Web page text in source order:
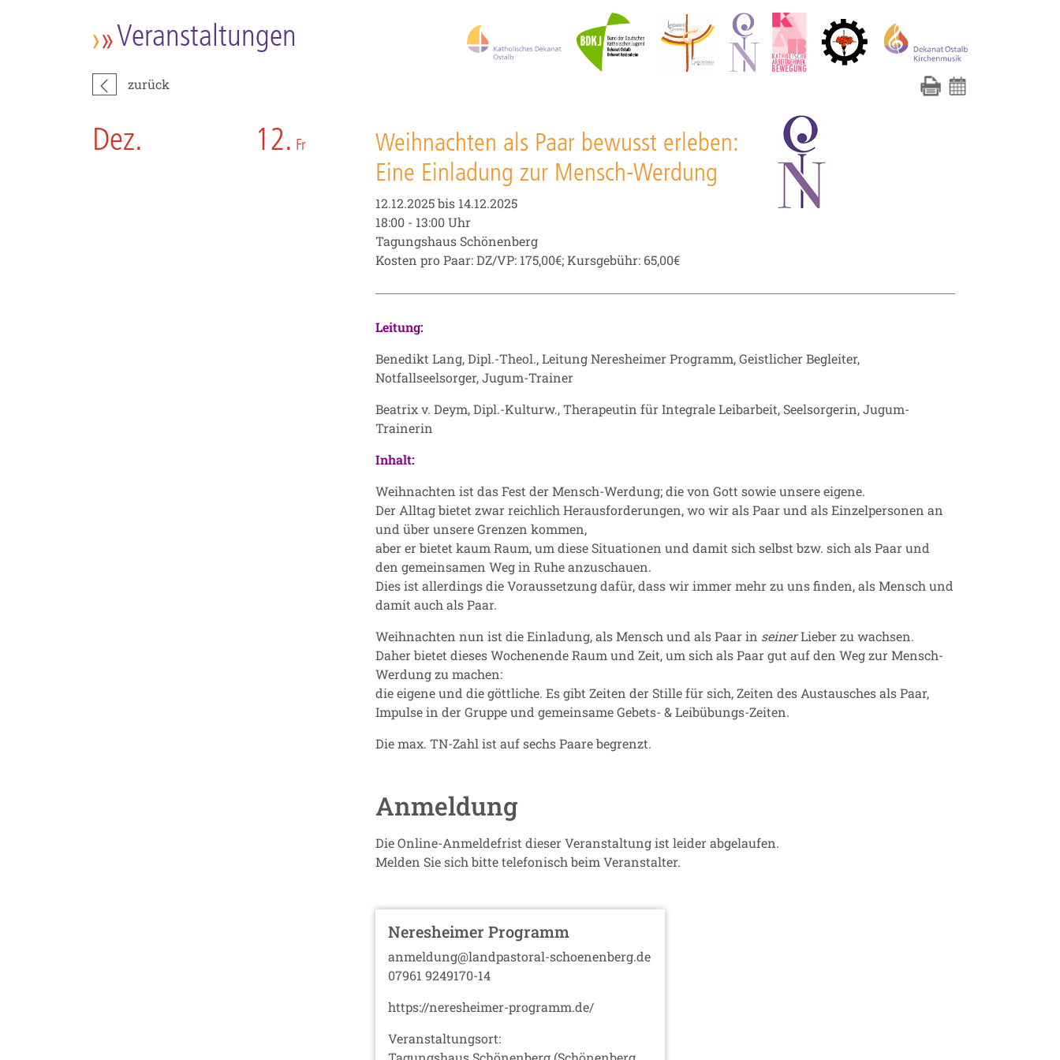
Veranstaltungen
zurück
Dez. 12. Fr
Weihnachten als Paar bewusst erleben:
Eine Einladung zur Mensch-Werdung
12.12.2025 bis 14.12.2025
18:00 - 13:00 Uhr
Tagungshaus Schönenberg
Kosten pro Paar: DZ/VP: 175,00€; Kursgebühr: 65,00€
Leitung:
Benedikt Lang, Dipl.-Theol., Leitung Neresheimer Programm, Geistlicher Begleiter,
Notfallseelsorger, Jugum-Trainer
Beatrix v. Deym, Dipl.-Kulturw., Therapeutin für Integrale Leibarbeit, Seelsorgerin, Jugum-
Trainerin
Inhalt:
Weihnachten ist das Fest der Mensch-Werdung; die von Gott sowie unsere eigene.
Der Alltag bietet zwar reichlich Herausforderungen, wo wir als Paar und als Einzelpersonen an
und über unsere Grenzen kommen,
aber er bietet kaum Raum, um diese Situationen und damit sich selbst bzw. sich als Paar und
den gemeinsamen Weg in Ruhe anzuschauen.
Dies ist allerdings die Voraussetzung dafür, dass wir immer mehr zu uns finden, als Mensch und
damit auch als Paar.
Weihnachten nun ist die Einladung, als Mensch und als Paar in seinerLieber zu wachsen.
Daher bietet dieses Wochenende Raum und Zeit, um sich als Paar gut auf den Weg zur Mensch-
Werdung zu machen:
die eigene und die göttliche. Es gibt Zeiten der Stille für sich, Zeiten des Austausches als Paar,
Impulse in der Gruppe und gemeinsame Gebets- & Leibübungs-Zeiten.
Die max. TN-Zahl ist auf sechs Paare begrenzt.
Anmeldung
Die Online-Anmeldefrist dieser Veranstaltung ist leider abgelaufen.
Melden Sie sich bitte telefonisch beim Veranstalter.
Neresheimer Programm
anmeldung@landpastoral-schoenenberg.de
07961 9249170-14
https://neresheimer-programm.de/
Veranstaltungsort: